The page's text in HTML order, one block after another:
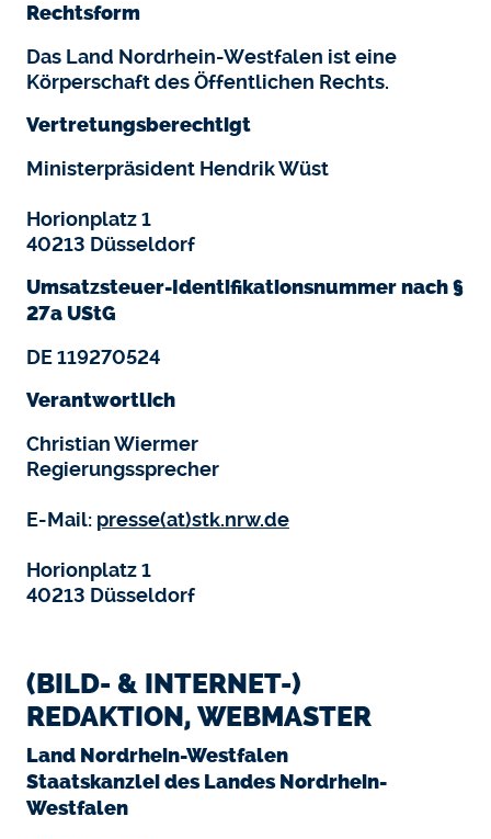
Rechtsform
Das Land Nordrhein-Westfalen ist eine
Körperschaft des Öffentlichen Rechts.
Vertretungsberechtigt
Ministerpräsident Hendrik Wüst
Horionplatz 1
40213 Düsseldorf
Umsatzsteuer-Identifikationsnummer nach §
27a UStG
DE 119270524
Verantwortlich
Christian Wiermer
Regierungssprecher
E-Mail: presse(at)stk.nrw.de
Horionplatz 1
40213 Düsseldorf
(BILD- & INTERNET-)
REDAKTION, WEBMASTER
Land Nordrhein-Westfalen
Staatskanzlei des Landes Nordrhein-
Westfalen